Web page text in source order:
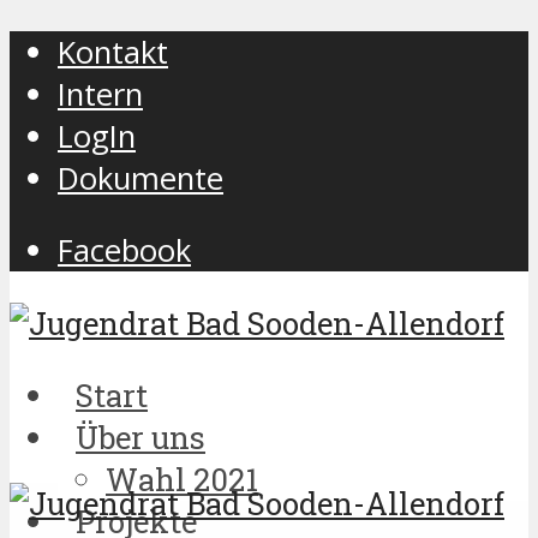
Kontakt
Intern
LogIn
Dokumente
Facebook
Start
Über uns
Wahl 2021
Projekte